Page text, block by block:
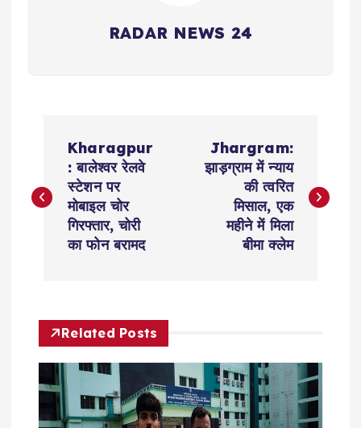
RADAR NEWS 24
s
a
v
Kharagpur
: बालेश्वर रेलवे
स्टेशन पर
मोबाइल चोर
गिरफ्तार, चोरी
का फोन बरामद
Jhargram:
झाड़ग्राम में न्याय
की त्वरित
मिसाल, एक
महीने में मिला
बीमा क्लेम
Related Posts